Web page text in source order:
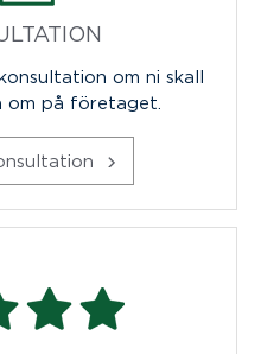
om ni skall
på företaget.